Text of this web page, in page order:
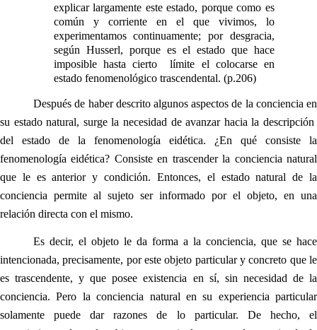
explicar largamente este estado, porque como es
común y corriente en el que vivimos, lo
experimentamos continuamente; por desgracia,
según Husserl, porque es el estado que hace
imposible hasta cierto límite el colocarse en
estado fenomenológico trascendental. (p.206)
Después de haber descrito algunos aspectos de la conciencia en
su estado natural, surge la necesidad de avanzar hacia la descripción
del estado de la fenomenología eidética. ¿En qué consiste la
fenomenología eidética? Consiste en trascender la conciencia natural
que le es anterior y condición. Entonces, el estado natural de la
conciencia permite al sujeto ser informado por el objeto, en una
relación directa con el mismo.
Es decir, el objeto le da forma a la conciencia, que se hace
intencionada, precisamente, por este objeto particular y concreto que le
es trascendente, y que posee existencia en sí, sin necesidad de la
conciencia. Pero la conciencia natural en su experiencia particular
solamente puede dar razones de lo particular. De hecho, el